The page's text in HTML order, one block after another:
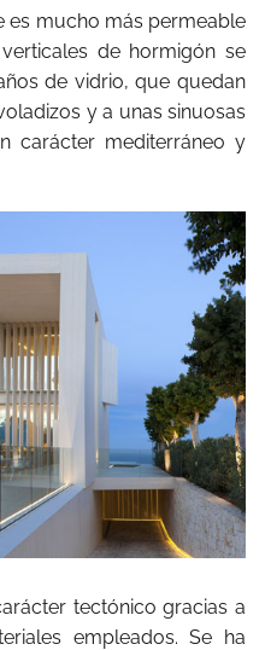
es mucho más permeable
de hormigón se
de vidrio, que quedan
y a unas sinuosas
carácter mediterráneo y
tectónico gracias a
empleados. Se ha